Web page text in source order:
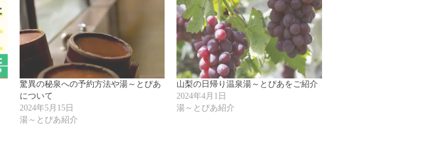
驚異の秘泉への予約方法や湯～とぴあ
について
2024年5月15日
湯～とぴあ紹介
山梨の日帰り温泉湯～とぴあをご紹介
2024年4月1日
湯～とぴあ紹介